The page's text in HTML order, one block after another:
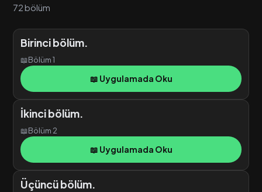
72 bölüm
Birinci bölüm.
📖Bölüm 1
📖 Uygulamada Oku
İkinci bölüm.
📖Bölüm 2
📖 Uygulamada Oku
Üçüncü bölüm.